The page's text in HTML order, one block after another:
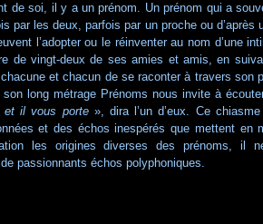
de soi, il y a un prénom. Un prénom qui a
par les deux, parfois par un proche ou d’après
l’adopter ou le réinventer au nom d’une
de vingt-deux de ses amies et amis, en
et chacun de se raconter à travers son
long métrage Prénoms nous invite à
et il vous porte», dira l’un d’eux. Ce
et des échos inespérés que mettent en
les origines diverses des prénoms, il
passionnants échos polyphoniques.